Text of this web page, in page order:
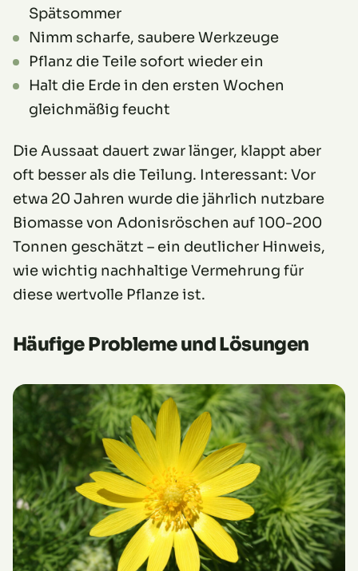
Spätsommer
Nimm scharfe, saubere Werkzeuge
Pflanz die Teile sofort wieder ein
Halt die Erde in den ersten Wochen
gleichmäßig feucht
Die Aussaat dauert zwar länger, klappt aber
oft besser als die Teilung. Interessant: Vor
etwa 20 Jahren wurde die jährlich nutzbare
Biomasse von Adonisröschen auf 100-200
Tonnen geschätzt – ein deutlicher Hinweis,
wie wichtig nachhaltige Vermehrung für
diese wertvolle Pflanze ist.
Häufige Probleme und Lösungen